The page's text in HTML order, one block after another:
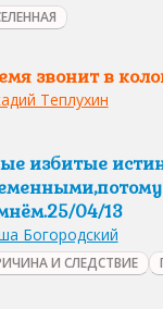
звонит в
Теплухин
избитые
04/13
Богородский
И СЛЕДСТВИЕ